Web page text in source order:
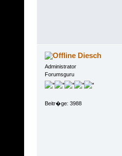
Diesch
Administrator
Forumsguru
Beitr�ge: 3988